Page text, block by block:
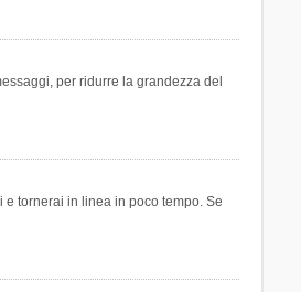
per ridurre la grandezza del
e tornerai in linea in poco tempo. Se